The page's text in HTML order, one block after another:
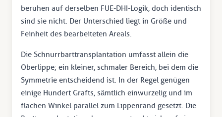
beruhen auf derselben FUE-DHI-Logik, doch identisch
sind sie nicht. Der Unterschied liegt in Größe und
Feinheit des bearbeiteten Areals.
Die Schnurrbarttransplantation umfasst allein die
Oberlippe; ein kleiner, schmaler Bereich, bei dem die
Symmetrie entscheidend ist. In der Regel genügen
einige Hundert Grafts, sämtlich einwurzelig und im
flachen Winkel parallel zum Lippenrand gesetzt. Die